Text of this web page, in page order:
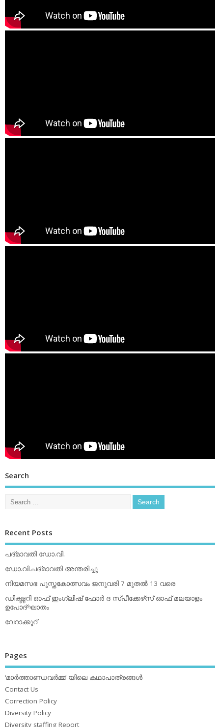
Search
Recent Posts
പദ്മാവതി ഡോ.വി.
ഡോ.വി.പദ്മാവതി അന്തരിച്ചു
നിയമസഭ പുസ്തകോത്സവം ജനുവരി 7 മുതല്‍ 13 വരെ
ഡിക്ഷ്ണറി ഓഫ് ഇംഗ്ലിഷ് ഫോര്‍ ദ സ്പീക്കേഴ്‌സ് ഓഫ് മലയാളം
ഉപോദ്ഘാതം
വേറാക്കൂറ്
Pages
‘മാര്‍ത്താണ്ഡവര്‍മ്മ’ യിലെ കഥാപാത്രങ്ങള്‍
Contact Us
Correction Policy
Diversity Policy
Diversity staffing Report